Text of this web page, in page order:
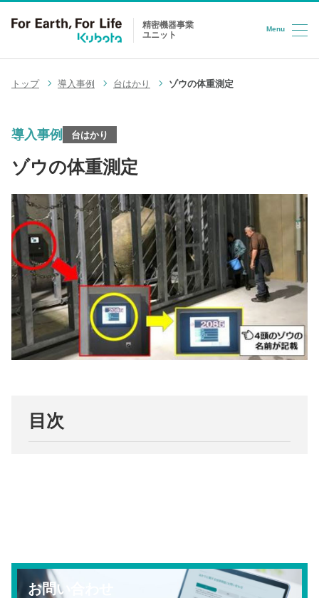
コンテンツへスキップ
精密機器事業
ユニット
Menu
トップ 導入事例 台はかり ゾウの体重測定
導入事例 台はかり
ゾウの体重測定
目次
お問い合わせ